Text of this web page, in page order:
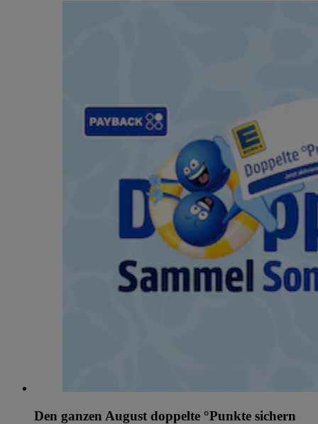
Den ganzen August doppelte °Punkte sichern